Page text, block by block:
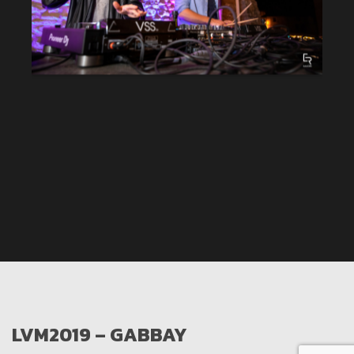
LVM2019 – GABBAY